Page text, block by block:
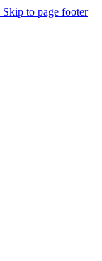
Skip to page footer